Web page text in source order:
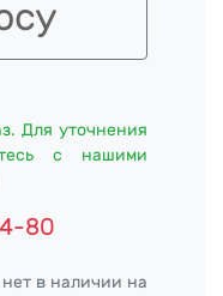
Для уточнения
с нашими
80
в наличии на